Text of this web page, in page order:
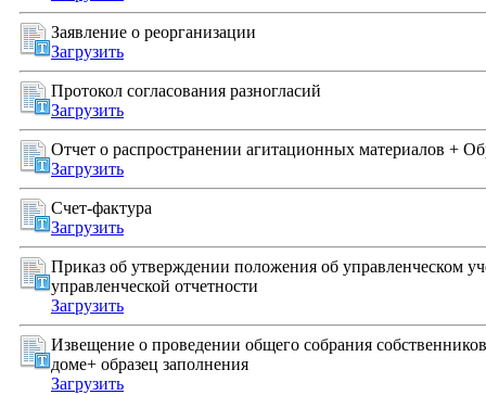
Заявление о реорганизации
Загрузить
Протокол согласования разногласий
Загрузить
Отчет о распространении агитационных материалов +
Загрузить
Счет-фактура
Загрузить
Приказ об утверждении положения об управленческом
управленческой отчетности
Загрузить
Извещение о проведении общего собрания
доме+ образец заполнения
Загрузить